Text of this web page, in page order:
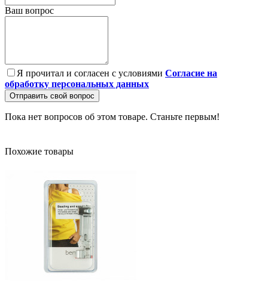
Ваш вопрос
Я прочитал и согласен с условиями Согласие на
обработку персональных данных
Отправить свой вопрос
Пока нет вопросов об этом товаре. Станьте первым!
Похожие товары